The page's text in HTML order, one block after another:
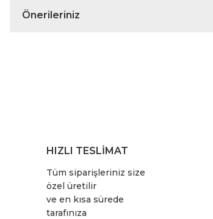
Önerileriniz
HIZLI TESLİMAT
Tüm siparişleriniz size
özel üretilir
ve en kısa sürede
tarafınıza